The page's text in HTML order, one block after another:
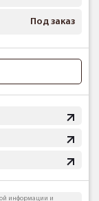
Под заказ
информации и